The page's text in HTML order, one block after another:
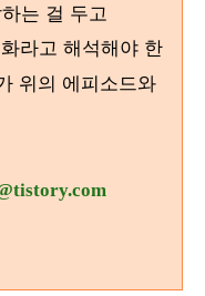
는 걸 두고
라고 해석해야 한
위의 에피소드와